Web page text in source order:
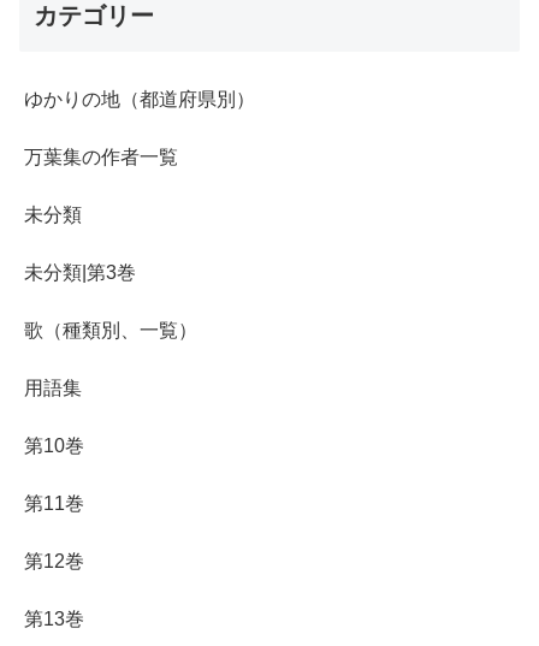
カテゴリー
ゆかりの地（都道府県別）
万葉集の作者一覧
未分類
未分類|第3巻
歌（種類別、一覧）
用語集
第10巻
第11巻
第12巻
第13巻